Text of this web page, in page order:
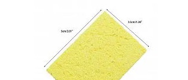
В корзину
В избранное
В наличии